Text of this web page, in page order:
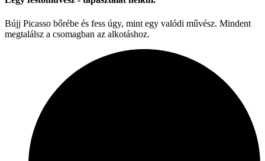
Bújj Picasso bőrébe és fess úgy, mint egy valódi művész. Mindent
megtalálsz a csomagban az alkotáshoz.